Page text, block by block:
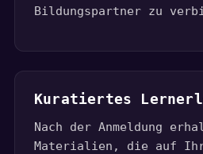
Bildungspartner zu
Kuratiertes
Nach der Anmeldung
Materialien, die auf